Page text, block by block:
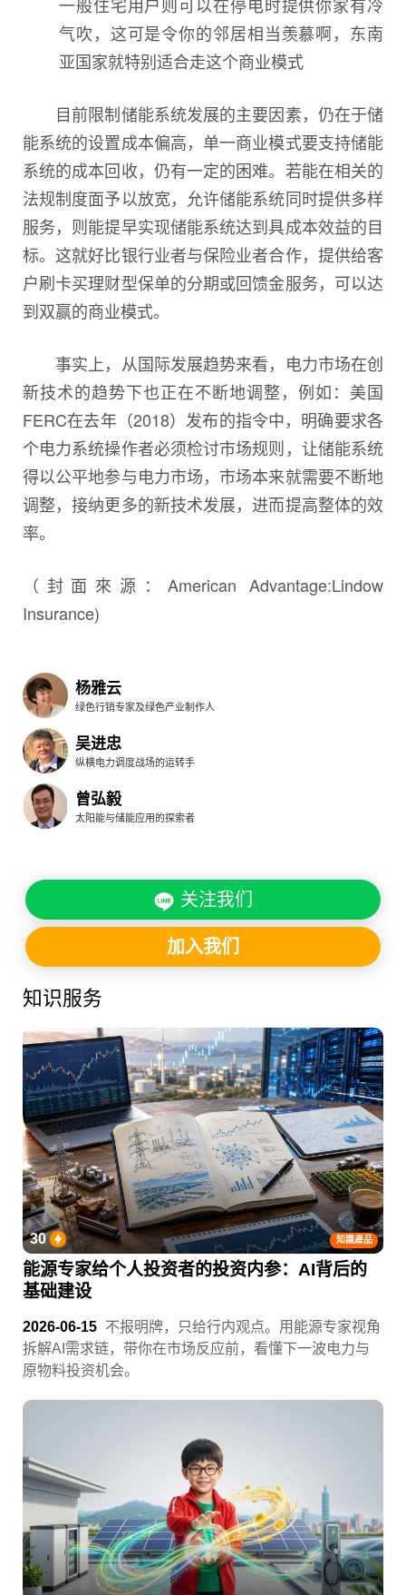
气吹，这可是令你的邻居相当羡慕啊，东南
亚国家就特别适合走这个商业模式
目前限制储能系统发展的主要因素，仍在于储
能系统的设置成本偏高，单一商业模式要支持储能
系统的成本回收，仍有一定的困难。若能在相关的
法规制度面予以放宽，允许储能系统同时提供多样
服务，则能提早实现储能系统达到具成本效益的目
标。这就好比银行业者与保险业者合作，提供给客
户刷卡买理财型保单的分期或回馈金服务，可以达
到双赢的商业模式。
事实上，从国际发展趋势来看，电力市场在创
新技术的趋势下也正在不断地调整，例如：美国
FERC在去年（2018）发布的指令中，明确要求各
个电力系统操作者必须检讨市场规则，让储能系统
得以公平地参与电力市场，市场本来就需要不断地
调整，接纳更多的新技术发展，进而提高整体的效
率。
（封面來源：American Advantage:Lindow
Insurance)
杨雅云
绿色行销专家及绿色产业制作人
吴进忠
纵横电力调度战场的运转手
曾弘毅
太阳能与储能应用的探索者
关注我们
加入我们
知识服务
知識產品
30
能源专家给个人投资者的投资内参：AI背后的
基础建设
2026-06-15 不报明牌，只给行内观点。用能源专家视角
拆解AI需求链，带你在市场反应前，看懂下一波电力与
原物料投资机会。